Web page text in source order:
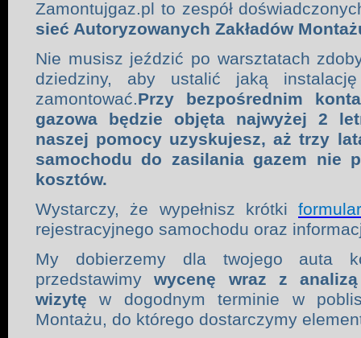
Zamontujgaz.pl to zespół
sieć Autoryzowanych Zakładów
Nie musisz jeździć po warsztatach
dziedziny, aby ustalić jaką
zamontować.Przy bezpośrednim
gazowa będzie objęta najwyżej 2
naszej pomocy uzyskujesz, aż trzy
samochodu do zasilania gazem nie
kosztów.
Wystarczy, że wypełnisz krótki
rejestracyjnego samochodu oraz
My dobierzemy dla twojego auta
przedstawimywycenę wraz z analizą
wizytę w dogodnym terminie w
Montażu, do którego dostarczymy